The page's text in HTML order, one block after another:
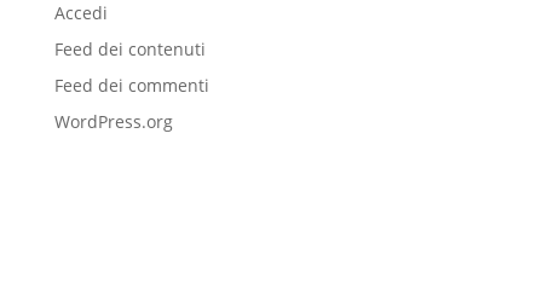
Accedi
Feed dei contenuti
Feed dei commenti
WordPress.org